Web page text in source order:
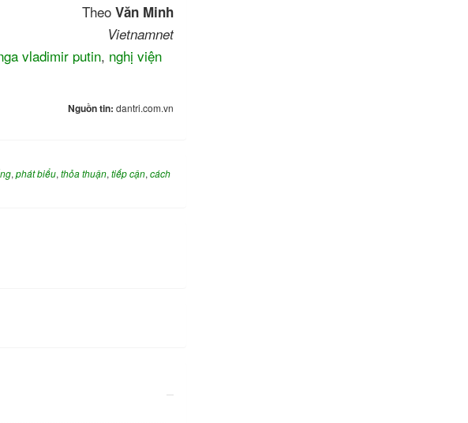
Theo Văn Minh
Vietnamnet
vladimir putin, nghị viện
Nguồn tin: dantri.com.vn
, phát biểu, thỏa thuận, tiếp cận, cách